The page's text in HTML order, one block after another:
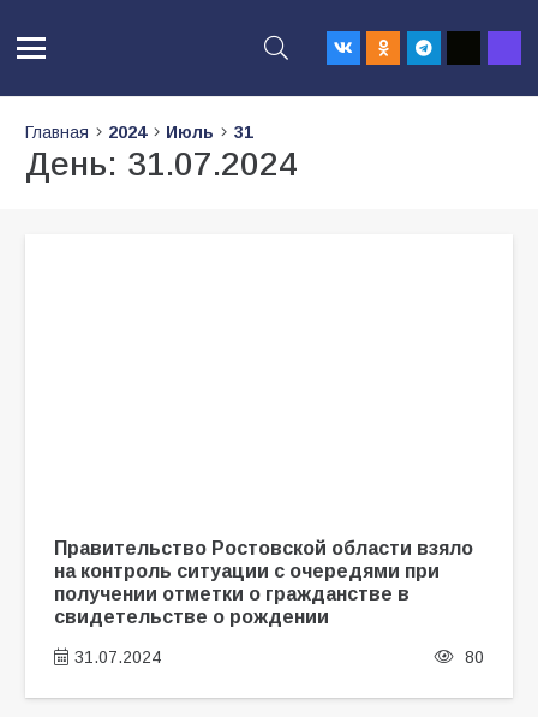
Главная 2024 Июль 31
День: 31.07.2024
Правительство Ростовской области взяло
на контроль ситуации с очередями при
получении отметки о гражданстве в
свидетельстве о рождении
31.07.2024 80